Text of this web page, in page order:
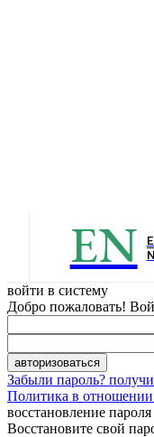
EN
войти в систему
Добро пожаловать!
Забыли пароль?
Политика в
восстановление пароля
Восстановите свой